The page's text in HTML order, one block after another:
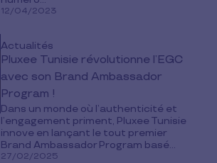
12/04/2023
Actualités
Pluxee Tunisie révolutionne l’EGC
avec son Brand Ambassador
Program !
Dans un monde où l’authenticité et
l’engagement priment, Pluxee Tunisie
innove en lançant le tout premier
Brand Ambassador Program basé...
27/02/2025